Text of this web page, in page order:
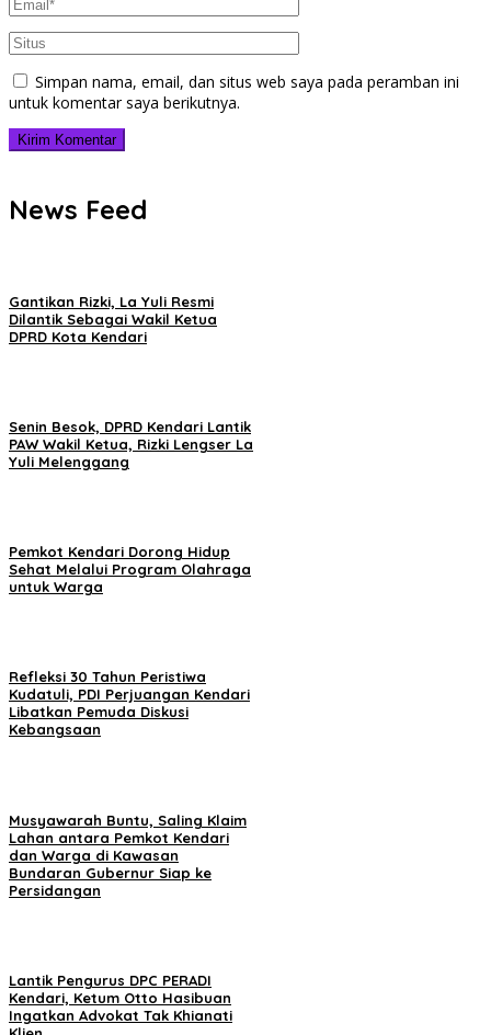
Simpan nama, email, dan situs web saya pada peramban ini
untuk komentar saya berikutnya.
News Feed
Gantikan Rizki, La Yuli Resmi
Dilantik Sebagai Wakil Ketua
DPRD Kota Kendari
Senin Besok, DPRD Kendari Lantik
PAW Wakil Ketua, Rizki Lengser La
Yuli Melenggang
Pemkot Kendari Dorong Hidup
Sehat Melalui Program Olahraga
untuk Warga
Refleksi 30 Tahun Peristiwa
Kudatuli, PDI Perjuangan Kendari
Libatkan Pemuda Diskusi
Kebangsaan
Musyawarah Buntu, Saling Klaim
Lahan antara Pemkot Kendari
dan Warga di Kawasan
Bundaran Gubernur Siap ke
Persidangan
Lantik Pengurus DPC PERADI
Kendari, Ketum Otto Hasibuan
Ingatkan Advokat Tak Khianati